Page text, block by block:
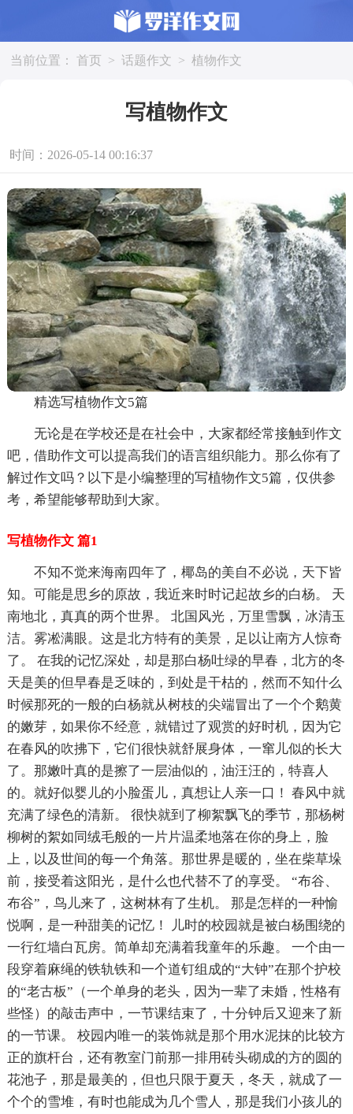
当前位置： 首页 > 话题作文 > 植物作文
写植物作文
时间：2026-05-14 00:16:37
精选写植物作文5篇
无论是在学校还是在社会中，大家都经常接触到作文
吧，借助作文可以提高我们的语言组织能力。那么你有了
解过作文吗？以下是小编整理的写植物作文5篇，仅供参
考，希望能够帮助到大家。
写植物作文 篇1
不知不觉来海南四年了，椰岛的美自不必说，天下皆
知。可能是思乡的原故，我近来时时记起故乡的白杨。 天
南地北，真真的两个世界。 北国风光，万里雪飘，冰清玉
洁。雾凇满眼。这是北方特有的美景，足以让南方人惊奇
了。 在我的记忆深处，却是那白杨吐绿的早春，北方的冬
天是美的但早春是乏味的，到处是干枯的，然而不知什么
时候那死的一般的白杨就从树枝的尖端冒出了一个个鹅黄
的嫩芽，如果你不经意，就错过了观赏的好时机，因为它
在春风的吹拂下，它们很快就舒展身体，一窜儿似的长大
了。那嫩叶真的是擦了一层油似的，油汪汪的，特喜人
的。就好似婴儿的小脸蛋儿，真想让人亲一口！ 春风中就
充满了绿色的清新。 很快就到了柳絮飘飞的季节，那杨树
柳树的絮如同绒毛般的一片片温柔地落在你的身上，脸
上，以及世间的每一个角落。那世界是暖的，坐在柴草垛
前，接受着这阳光，是什么也代替不了的享受。 “布谷、
布谷”，鸟儿来了，这树林有了生机。 那是怎样的一种愉
悦啊，是一种甜美的记忆！ 儿时的校园就是被白杨围绕的
一行红墙白瓦房。简单却充满着我童年的乐趣。 一个由一
段穿着麻绳的铁轨铁和一个道钉组成的“大钟”在那个护校
的“老古板”（一个单身的老头，因为一辈了未婚，性格有
些怪）的敲击声中，一节课结束了，十分钟后又迎来了新
的一节课。 校园内唯一的装饰就是那个用水泥抹的比较方
正的旗杆台，还有教室门前那一排用砖头砌成的方的圆的
花池子，那是最美的，但也只限于夏天，冬天，就成了一
个个的雪堆，有时也能成为几个雪人，那是我们小孩儿的